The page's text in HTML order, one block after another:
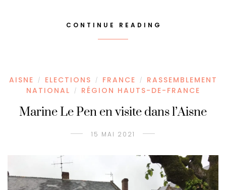
CONTINUE READING
AISNE / ELECTIONS / FRANCE /
RASSEMBLEMENT
NATIONAL
/ RÉGION HAUTS-DE-FRANCE
Marine Le Pen en visite dans l’Aisne
15 MAI 2021